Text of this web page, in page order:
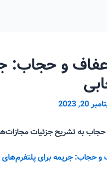
و حجاب:
20, 2023
و حجاب: جریمه‌ برای